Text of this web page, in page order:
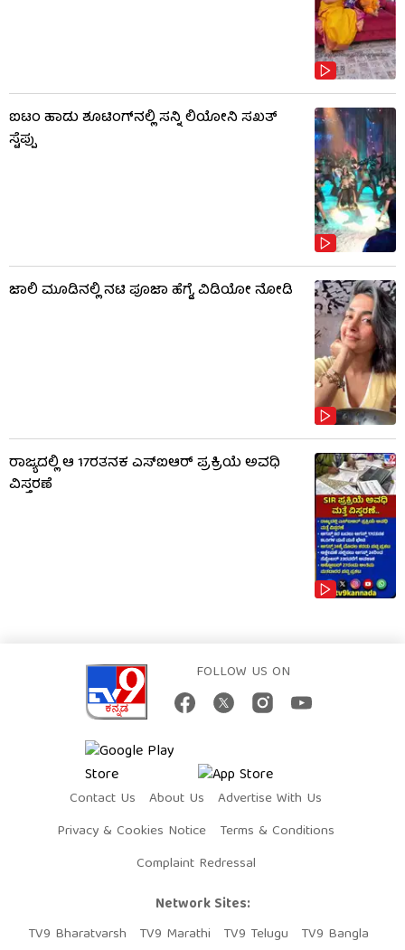
ಐಟಂ ಹಾಡು ಶೂಟಿಂಗ್​​ನಲ್ಲಿ ಸನ್ನಿ ಲಿಯೋನಿ ಸಖತ್
ಸ್ಟೆಪ್ಪು
ಜಾಲಿ ಮೂಡಿನಲ್ಲಿ ನಟಿ ಪೂಜಾ ಹೆಗ್ಡೆ, ವಿಡಿಯೋ ನೋಡಿ
ರಾಜ್ಯದಲ್ಲಿ ಆ 17ರತನಕ ಎಸ್‌ಐಆರ್ ಪ್ರಕ್ರಿಯೆ ಅವಧಿ
ವಿಸ್ತರಣೆ
FOLLOW US ON
Contact Us About Us
Advertise With Us
Privacy & Cookies Notice
Terms & Conditions
Complaint Redressal
Network Sites:
TV9 Bharatvarsh
TV9 Marathi TV9 Telugu TV9 Bangla